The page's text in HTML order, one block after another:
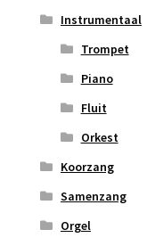
Instrumentaal
Trompet
Piano
Fluit
Orkest
Koorzang
Samenzang
Orgel